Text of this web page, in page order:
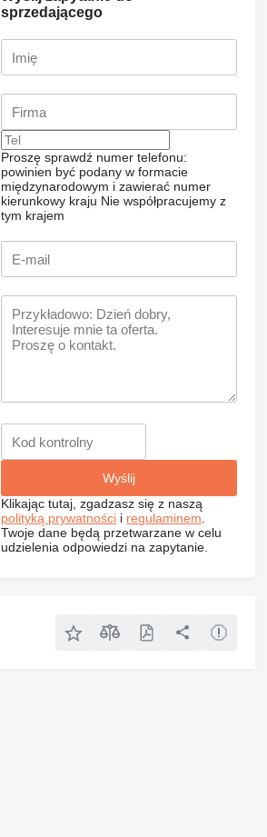
sprzedającego
Proszę sprawdź numer telefonu:
powinien być podany w formacie
międzynarodowym i zawierać numer
kierunkowy kraju Nie współpracujemy z
tym krajem
Klikając tutaj, zgadzasz się z naszą
polityką prywatności i regulaminem
Twoje dane będą przetwarzane w celu
udzielenia odpowiedzi na zapytanie.